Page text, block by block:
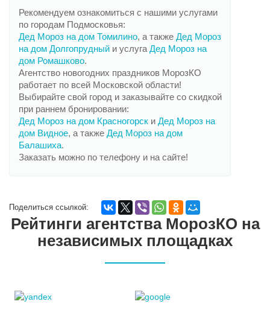
Рекомендуем ознакомиться с нашими услугами
по городам Подмосковья:
Дед Мороз на дом Томилино, а также Дед Мороз
на дом Долгопрудный и услугаДед Мороз на
дом Ромашково.
Агентство новогодних праздников МорозКО
работает по всей Московской области!
Выбирайте свой город и заказывайте со скидкой
при раннем бронировании:
Дед Мороз на дом Красногорск и Дед Мороз на
дом Видное, а также Дед Мороз на дом
Балашиха.
Заказать можно по телефону и на сайте!
Поделиться ссылкой:
Рейтинги агентства МорозКО на
независимых площадках